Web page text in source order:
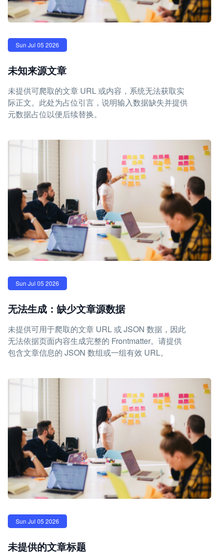
Sun Jul 05 2026
未知来源文章
未提供可爬取的文章 URL 或内容，系统无法获取实
际正文。此处为占位引言，说明输入数据缺失并提供
元数据占位以便后续替换。
Sun Jul 05 2026
无法生成：缺少文章源数据
未提供可用于爬取的文章 URL 或 JSON 数据，因此
无法依据页面内容生成完整的 Frontmatter。请提供
包含文章信息的 JSON 数组或一组有效 URL。
Sun Jul 05 2026
未提供的文章标题